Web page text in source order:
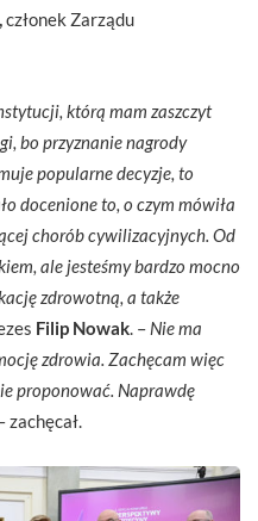
członek Zarządu
którą mam zaszczyt
bo przyznanie nagrody
popularne decyzje, to
docenione to, o czym mówiła
chorób cywilizacyjnych. Od
ale jesteśmy bardzo mocno
zdrowotną, a także
Filip Nowak. – Nie ma
zdrowia. Zachęcam więc
proponować. Naprawdę
zachęcał.